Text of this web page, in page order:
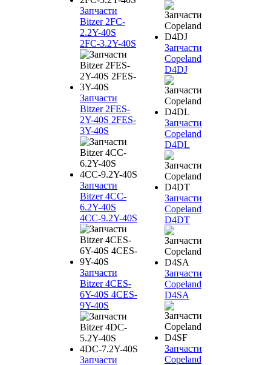
Запчасти
Bitzer 2FC-
2.2Y-40S
2FC-3.2Y-40S
Запчасти
Bitzer 2FES-
2Y-40S 2FES-
3Y-40S
Запчасти
Bitzer 4CC-
6.2Y-40S
4CC-9.2Y-40S
Запчасти
Bitzer 4CES-
6Y-40S 4CES-
9Y-40S
Запчасти
Запчасти
Copeland
D4DJ
Запчасти
Copeland
D4DL
Запчасти
Copeland
D4DT
Запчасти
Copeland
D4SA
Запчасти
Copeland